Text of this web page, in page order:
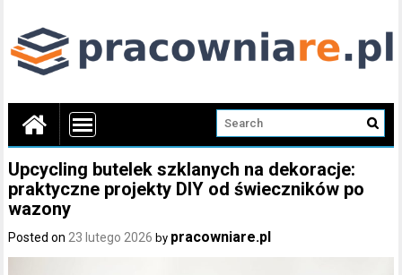
Upcycling butelek szklanych na dekoracje:
praktyczne projekty DIY od świeczników po
wazony
Posted on 23 lutego 2026 by pracowniare.pl